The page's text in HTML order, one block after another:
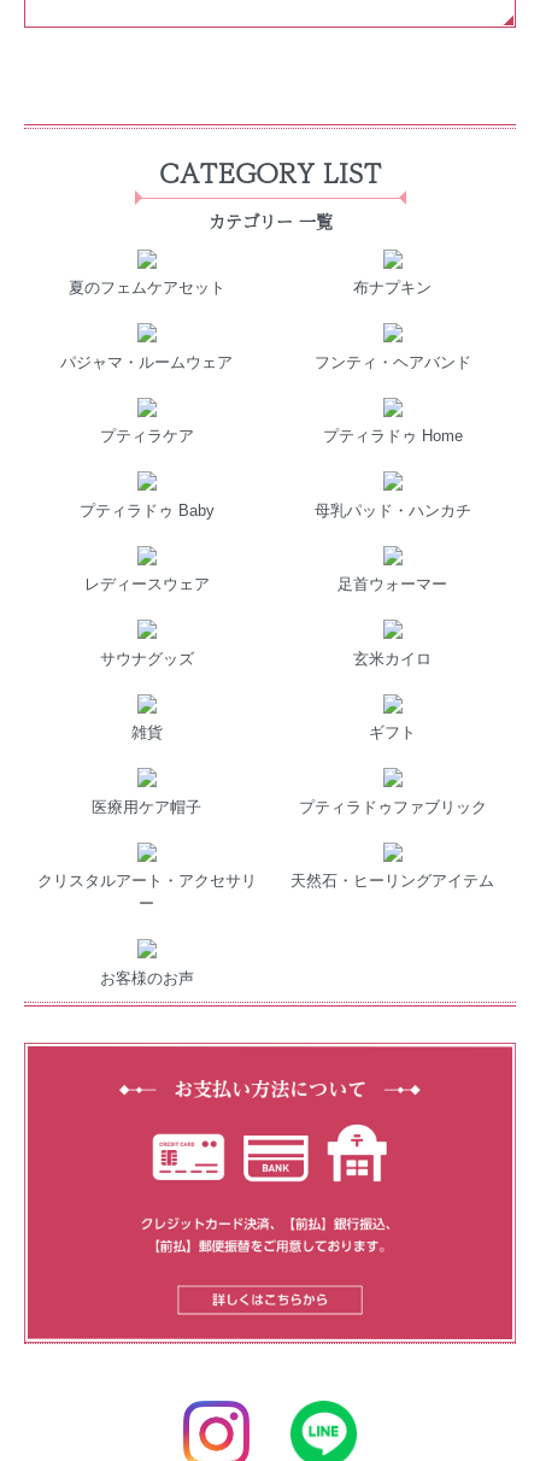
CATEGORY LIST
カテゴリー 一覧
夏のフェムケアセット 布ナプキン
パジャマ・ルームウェア フンティ・ヘアバンド
プティラケア プティラドゥ Home
プティラドゥ Baby 母乳パッド・ハンカチ
レディースウェア 足首ウォーマー
サウナグッズ 玄米カイロ
雑貨 ギフト
医療用ケア帽子 プティラドゥファブリック
クリスタルアート・アクセサリ
ー
天然石・ヒーリングアイテム
お客様のお声